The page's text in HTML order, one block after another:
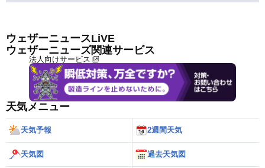
ウェザーニュースLiVE
ウェザーニューズ関連サービス
法人向けサービス
天気メニュー
天気予報 2週間天気
天気図 過去天気図